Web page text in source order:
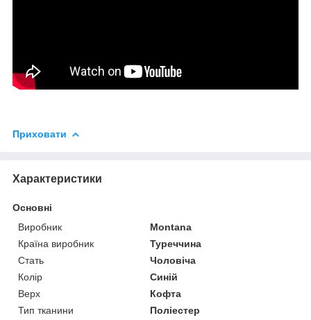
Приховати
Характеристики
Основні
Виробник
Montana
Країна виробник
Туреччина
Стать
Чоловіча
Колір
Синій
Верх
Кофта
Тип тканини
Поліестер